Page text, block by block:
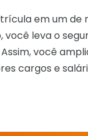
em um de
leva o
você
cargos e